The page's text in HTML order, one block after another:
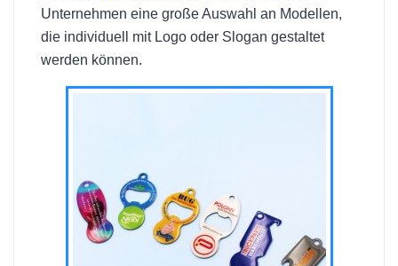
Unternehmen eine große Auswahl an Modellen,
die individuell mit Logo oder Slogan gestaltet
werden können.